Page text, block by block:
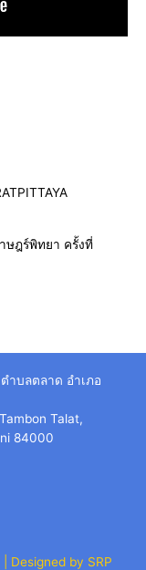
ษฎร์พิทยา ครั้งที่
ำบลตลาด อำเภอ
Talat,
84000
Designed by SRP